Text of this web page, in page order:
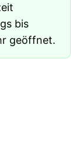
bis
geöffnet.